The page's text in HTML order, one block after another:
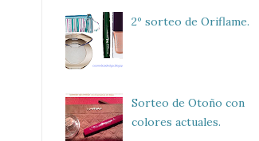
2º sorteo de Oriflame.
Sorteo de Otoño con
colores actuales.